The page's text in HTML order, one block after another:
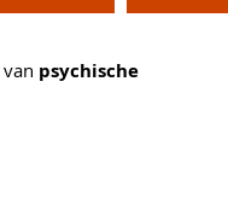
psychische